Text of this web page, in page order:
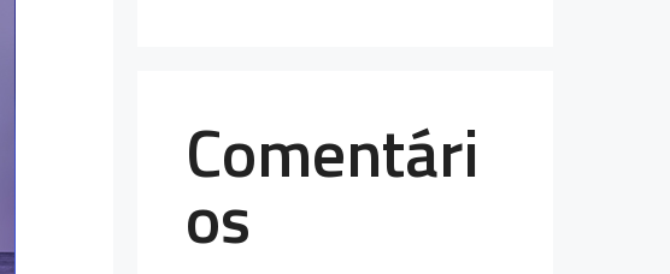
Comentári
os